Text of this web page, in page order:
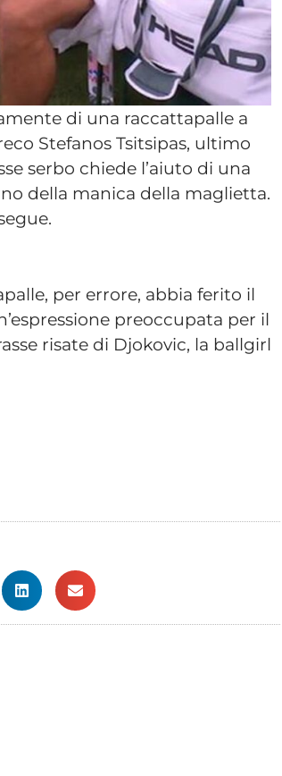
di una raccattapalle a
Stefanos Tsitsipas, ultimo
serbo chiede l’aiuto di una
della manica della maglietta.
per errore, abbia ferito il
preoccupata per il
risate di Djokovic, la ballgirl